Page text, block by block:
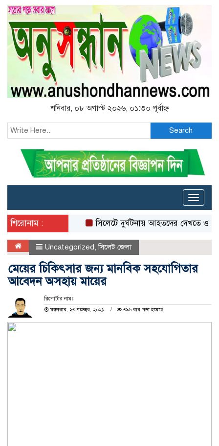
শনিবার, ০৮ অগাস্ট ২০২৬, ০১:৩০ পূর্বাহ্ন
Search
Toggle
শিরোনাম :
সিলেটে দুর্ঘটনায় আহতদের দেখতে ওসমানী
Uncategorized,সিলেট জেলা
মেয়ের চিকিৎসার জন্য মানবিক সহযোগিতার
আবেদন অসহায় মায়ের
রিপোর্টার নামঃ
মঙ্গলবার, ২৩ নভেম্বর, ২০২১
৩৯৬ বার পড়া হয়েছে